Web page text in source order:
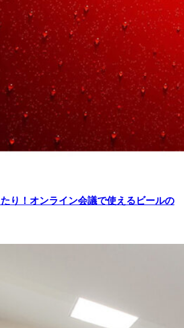
り！オンライン会議で使えるビールの